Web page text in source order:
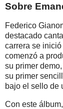
Sobre
Federico
destacado
carrera se
comenzó a
su primer
su primer
bajo el sello de
Con este